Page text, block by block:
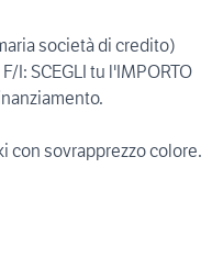
società di credito)
I: SCEGLI tu l'IMPORTO
con sovrapprezzo colore.